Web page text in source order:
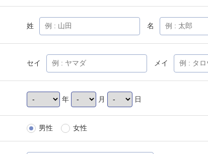
姓 名
セイ メイ
年 月 日
男性 女性